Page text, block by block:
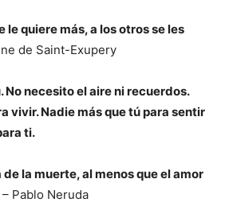
le quiere más, a los otros se les
de Saint-Exupery
No necesito el aire ni recuerdos.
vivir. Nadie más que tú para sentir
ti.
de la muerte, al menos que el amor
– Pablo Neruda